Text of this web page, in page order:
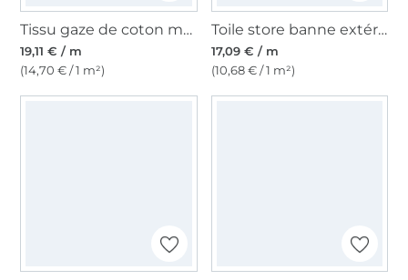
Tissu gaze de coton matelassé doubleface Leaves and Flowers, jaune
19,11 € / m
(14,70 € / 1 m²)
Toile store banne extérieur 160cm déperlant, uni, jaune
17,09 € / m
(10,68 € / 1 m²)